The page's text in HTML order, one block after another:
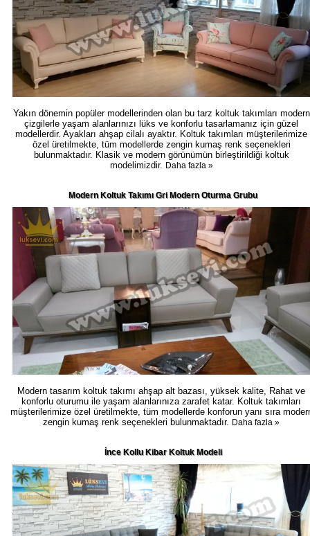
Yakın dönemin popüler modellerinden olan bu tarz koltuk takımları modern
çizgilerle yaşam alanlarınızı lüks ve konforlu tasarlamanız için güzel
modellerdir. Ayakları ahşap cilalı ayaktır. Koltuk takımları müşterilerimize
özel üretilmekte, tüm modellerde zengin kumaş renk seçenekleri
bulunmaktadır. Klasik ve modern görünümün birleştirildiği koltuk
modelimizdir. Daha fazla »
Modern Koltuk Takımı Gri Modern Oturma Grubu
Modern tasarım koltuk takımı ahşap alt bazası, yüksek kalite, Rahat ve
konforlu oturumu ile yaşam alanlarınıza zarafet katar. Koltuk takımları
müşterilerimize özel üretilmekte, tüm modellerde konforun yanı sıra
zengin kumaş renk seçenekleri bulunmaktadır. Daha fazla »
İnce Kollu Kibar Koltuk Modeli